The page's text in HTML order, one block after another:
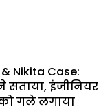
Nikita Case:
सताया, इंजीनियर
गले लगाया